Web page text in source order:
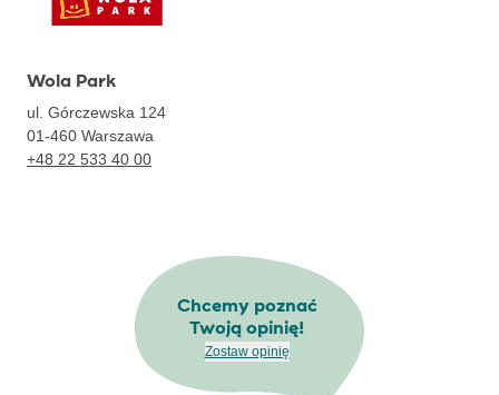
Wola Park
ul. Górczewska 124
01-460 Warszawa
+48 22 533 40 00
Chcemy poznać
Twoją opinię!
Zostaw opinię